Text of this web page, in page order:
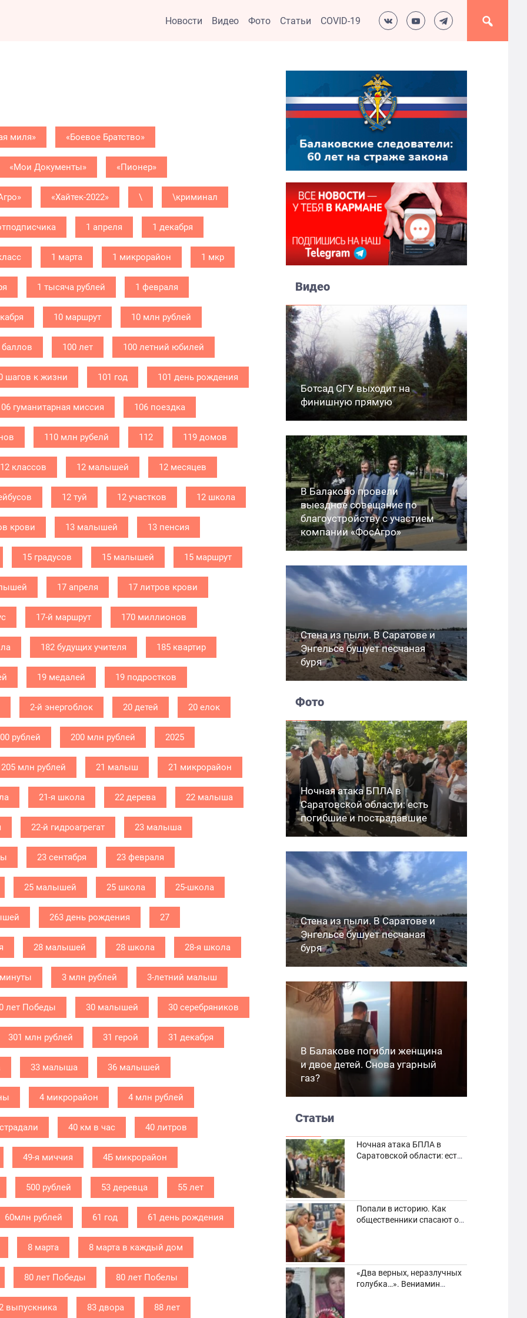
Новости Видео Фото Статьи COVID-19
миля» «Боевое Братство»
«Мои Документы» «Пионер»
«Хайтек-2022» \ \криминал
1 апреля 1 декабря
1 марта 1 микрорайон 1 мкр
1 тысяча рублей 1 февраля
10 маршрут 10 млн рублей
баллов 100 лет 100 летний юбилей
шагов к жизни 101 год 101 день рождения
гуманитарная миссия 106 поездка
110 млн рубелй 112 119 домов
12 классов 12 малышей 12 месяцев
12 туй 12 участков 12 школа
крови 13 малышей 13 пенсия
15 градусов 15 малышей 15 маршрут
17 апреля 17 литров крови
17-й маршрут 170 миллионов
182 будущих учителя 185 квартир
19 медалей 19 подростков
2-й энергоблок 20 детей 20 елок
рублей 200 млн рублей 2025
205 млн рублей 21 малыш 21 микрорайон
21-я школа 22 дерева 22 малыша
22-й гидроагрегат 23 малыша
23 сентября 23 февраля
25 малышей 25 школа 25-школа
263 день рождения 27
28 малышей 28 школа 28-я школа
3 млн рублей 3-летний малыш
лет Победы 30 малышей 30 серебряников
301 млн рублей 31 герой 31 декабря
33 малыша 36 малышей
4 микрорайон 4 млн рублей
40 км в час 40 литров
49-я миччия 4Б микрорайон
500 рублей 53 деревца 55 лет
60млн рублей 61 год 61 день рождения
8 марта 8 марта в каждый дом
80 лет Победы 80 лет Побелы
выпускника 83 двора 88 лет
Видео
Ботсад СГУ выходит на
финишную прямую
В Балаково провели
выездное совещание по
благоустройству с участием
компании «ФосАгро»
Стена из пыли. В Саратове и
Энгельсе бушует песчаная
буря
Фото
Ночная атака БПЛА в
Саратовской области: есть
погибшие и пострадавшие
Стена из пыли. В Саратове и
Энгельсе бушует песчаная
буря
В Балакове погибли женщина
и двое детей. Снова угарный
газ?
Статьи
Ночная атака БПЛА в
Саратовской области: есть
Попали в историю. Как
общественники спасают от
«Два верных, неразлучных
голубка…». Вениамин